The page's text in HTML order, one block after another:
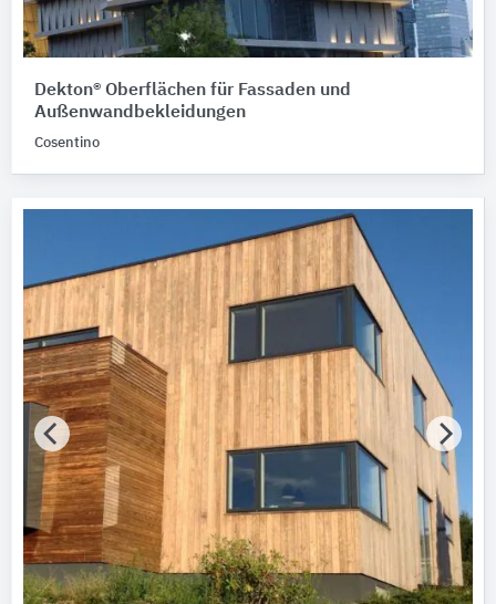
Dekton® Oberflächen für Fassaden und
Außenwandbekleidungen
Cosentino